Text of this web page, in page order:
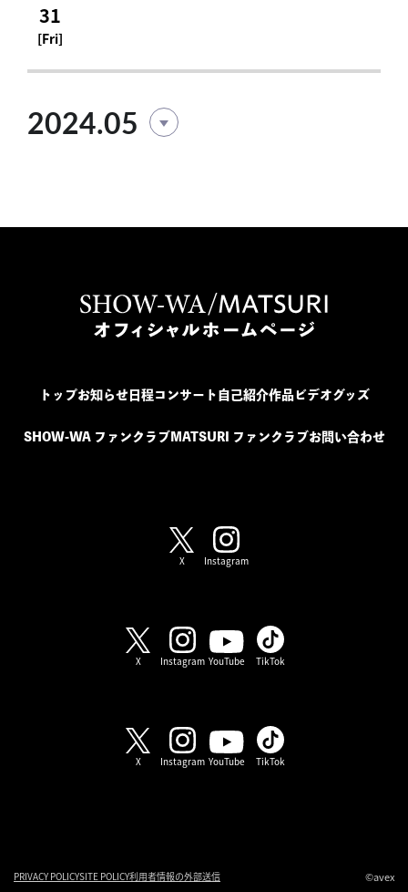
31
[Fri]
2024.05
トップお知らせ日程コンサート 自己紹介作品ビデオグッズ
SHOW-WA ファンクラブMATSURI ファンクラブお問い合わせ
X Instagram
X Instagram YouTube TikTok
X Instagram YouTube TikTok
PRIVACY POLICYSITE POLICY利用者情報の外部送信 ©avex